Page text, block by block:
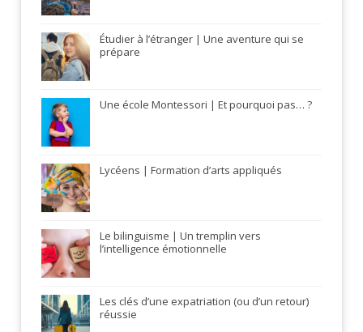
Étudier à l’étranger | Une aventure qui se
prépare
Une école Montessori | Et pourquoi pas… ?
Lycéens | Formation d’arts appliqués
Le bilinguisme | Un tremplin vers
l’intelligence émotionnelle
Les clés d’une expatriation (ou d’un retour)
réussie